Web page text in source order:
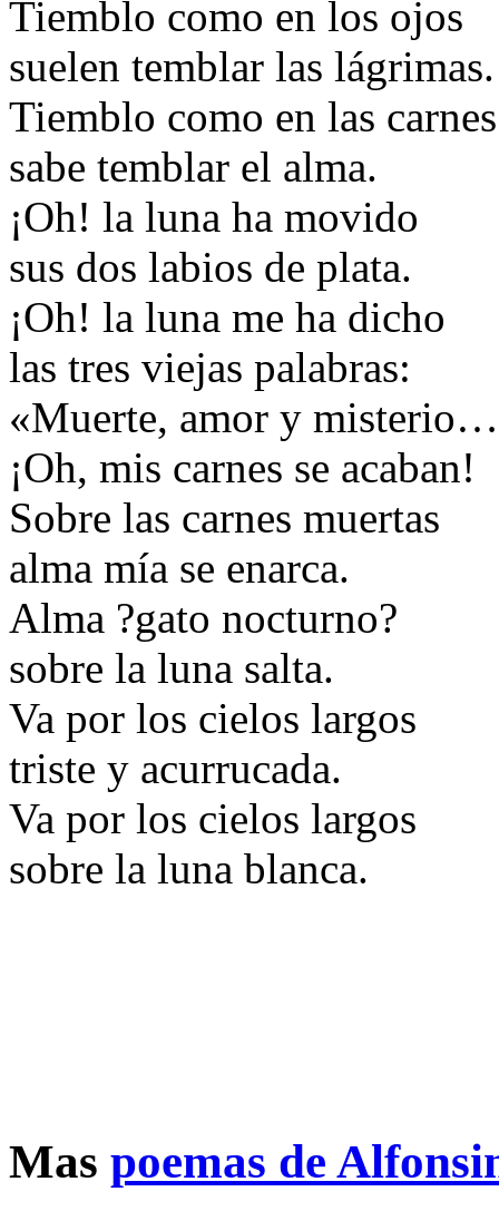
Tiemblo como en los ojos
suelen temblar las lágrimas.
Tiemblo como en las carnes
sabe temblar el alma.
¡Oh! la luna ha movido
sus dos labios de plata.
¡Oh! la luna me ha dicho
las tres viejas palabras:
«Muerte, amor y
¡Oh, mis carnes se acaban!
Sobre las carnes muertas
alma mía se enarca.
Alma ?gato nocturno?
sobre la luna salta.
Va por los cielos largos
triste y acurrucada.
Va por los cielos largos
sobre la luna blanca.
Mas poemas de